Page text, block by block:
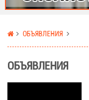
ОБЪЯВЛЕНИЯ
ОБЪЯВЛЕНИЯ